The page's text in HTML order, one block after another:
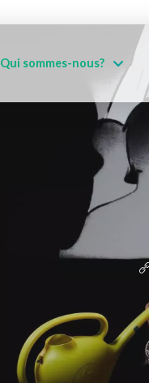
Qui sommes-nous?